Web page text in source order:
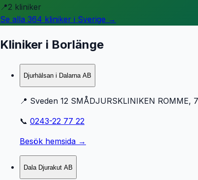
📍2 kliniker
Se alla 364 kliniker i Sverige →
Kliniker i Borlänge
Djurhälsan i Dalarna AB
📍 Sveden 12 SMÅDJURSKLINIKEN ROMME,
📞 0243-22 77 22
Besök hemsida →
Dala Djurakut AB